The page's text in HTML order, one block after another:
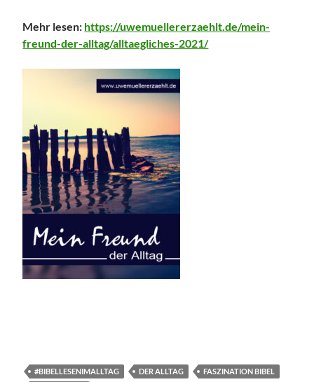
Mehr lesen: https://uwemuellererzaehlt.de/mein-
freund-der-alltag/alltaegliches-2021/‎
#BIBELLESENIMALLTAG DER ALLTAG
FASZINATION BIBEL